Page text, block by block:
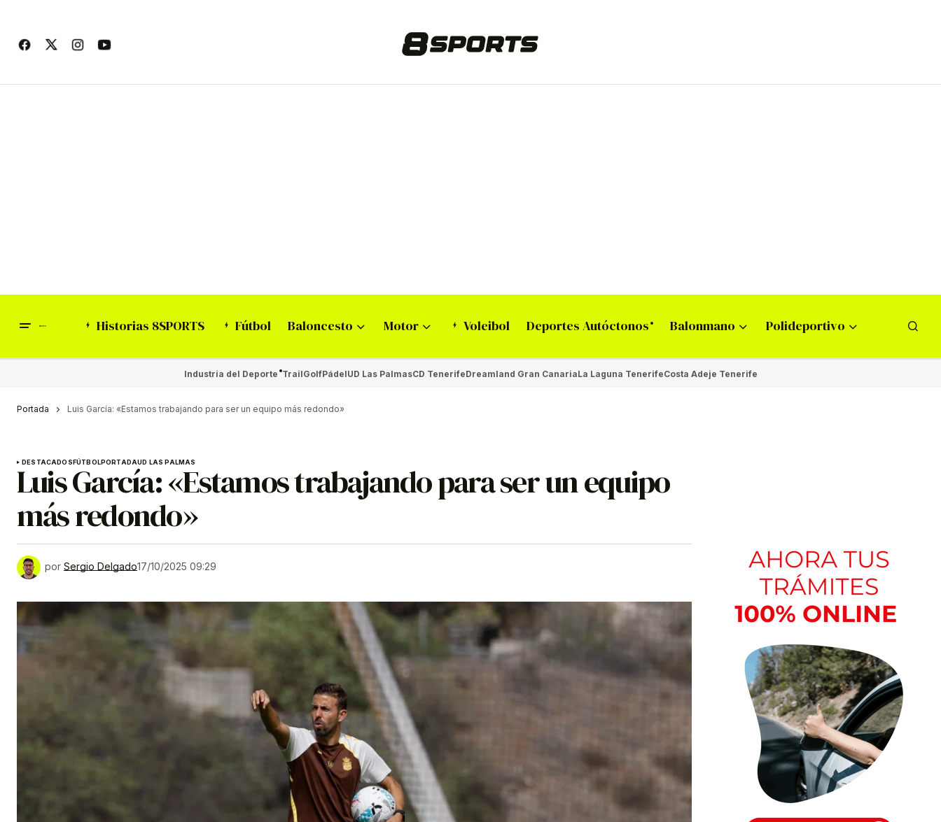
Historias 8SPORTS Fútbol Baloncesto Motor Voleibol Deportes Autóctonos Balonmano Polideportivo
Industria del Deporte TrailGolfPádelUD Las PalmasCD TenerifeDreamland Gran CanariaLa Laguna TenerifeCosta Adeje Tenerife
Portada Luis García: «Estamos trabajando para ser un equipo más redondo»
DESTACADOSFÚTBOLPORTADAUD LAS PALMAS
Luis García: «Estamos trabajando para ser un equipo
más redondo»
por Sergio Delgado17/10/2025 09:29